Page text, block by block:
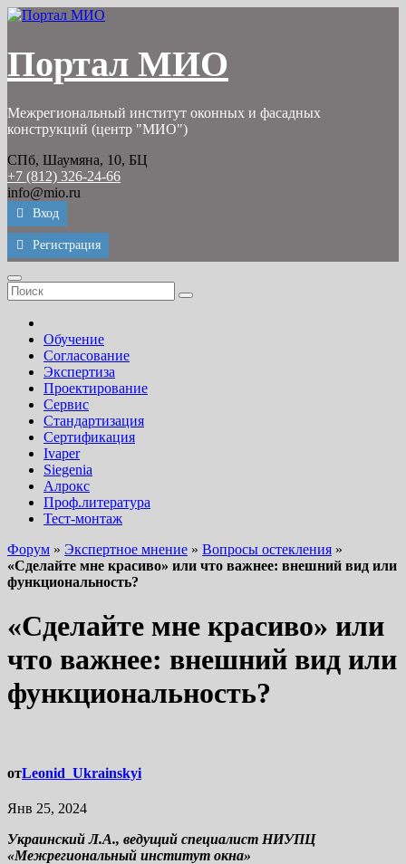
Перейти
Портал МИО
Межрегиональный институт оконных и фасадных
конструкций (центр "МИО")
СПб, Шаумяна, 10, БЦ
+7 (812) 326-24-66
info@mio.ru
Вход
Регистрация
Обучение
Согласование
Экспертиза
Проектирование
Сервис
Стандартизация
Сертификация
Ivaper
Siegenia
Алрокс
Проф.литература
Тест-монтаж
Форум » Экспертное мнение » Вопросы остекления »
«Сделайте мне красиво» или что важнее: внешний вид или
функциональность?
«Сделайте мне красиво» или
что важнее: внешний вид или
функциональность?
отLeonid_Ukrainskyi
Янв 25, 2024
Украинский Л.А., ведущий специалист НИУПЦ
«Межрегиональный институт окна»